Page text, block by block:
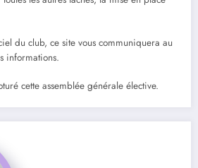
du club, ce site vous communiquera au
informations.
cette assemblée générale élective.